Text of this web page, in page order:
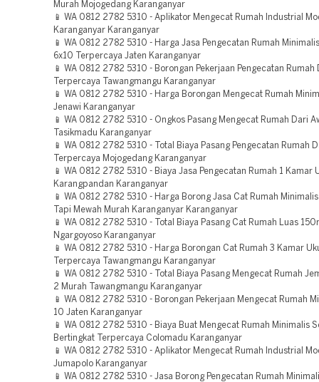
Murah Mojogedang Karanganyar
📱 WA 0812 2782 5310 - Aplikator Mengecat Rumah Industrial
Karanganyar Karanganyar
📱 WA 0812 2782 5310 - Harga Jasa Pengecatan Rumah
6x10 Terpercaya Jaten Karanganyar
📱 WA 0812 2782 5310 - Borongan Pekerjaan Pengecatan Rumah
Terpercaya Tawangmangu Karanganyar
📱 WA 0812 2782 5310 - Harga Borongan Mengecat Rumah
Jenawi Karanganyar
📱 WA 0812 2782 5310 - Ongkos Pasang Mengecat Rumah Dari
Tasikmadu Karanganyar
📱 WA 0812 2782 5310 - Total Biaya Pasang Pengecatan Rumah
Terpercaya Mojogedang Karanganyar
📱 WA 0812 2782 5310 - Biaya Jasa Pengecatan Rumah 1 Kamar
Karangpandan Karanganyar
📱 WA 0812 2782 5310 - Harga Borong Jasa Cat Rumah
Tapi Mewah Murah Karanganyar Karanganyar
📱 WA 0812 2782 5310 - Total Biaya Pasang Cat Rumah Luas
Ngargoyoso Karanganyar
📱 WA 0812 2782 5310 - Harga Borongan Cat Rumah 3 Kamar
Terpercaya Tawangmangu Karanganyar
📱 WA 0812 2782 5310 - Total Biaya Pasang Mengecat Rumah
2 Murah Tawangmangu Karanganyar
📱 WA 0812 2782 5310 - Borongan Pekerjaan Mengecat Rumah
10 Jaten Karanganyar
📱 WA 0812 2782 5310 - Biaya Buat Mengecat Rumah Minimalis
Bertingkat Terpercaya Colomadu Karanganyar
📱 WA 0812 2782 5310 - Aplikator Mengecat Rumah Industrial
Jumapolo Karanganyar
📱 WA 0812 2782 5310 - Jasa Borong Pengecatan Rumah